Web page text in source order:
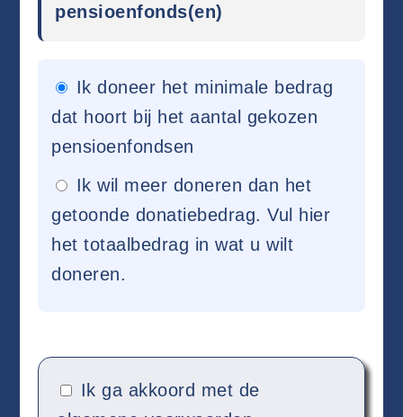
pensioenfonds(en)
Ik doneer het minimale bedrag
dat hoort bij het aantal gekozen
pensioenfondsen
Ik wil meer doneren dan het
getoonde donatiebedrag. Vul hier
het totaalbedrag in wat u wilt
doneren.
Ik ga akkoord met de